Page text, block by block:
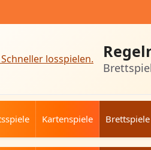
Kartenspiele Brettspiele